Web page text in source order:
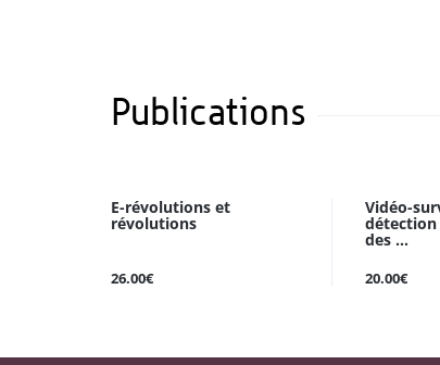
Publications
E-révolutions et
révolutions
26.00€
Vidéo-
des ...
20.00€